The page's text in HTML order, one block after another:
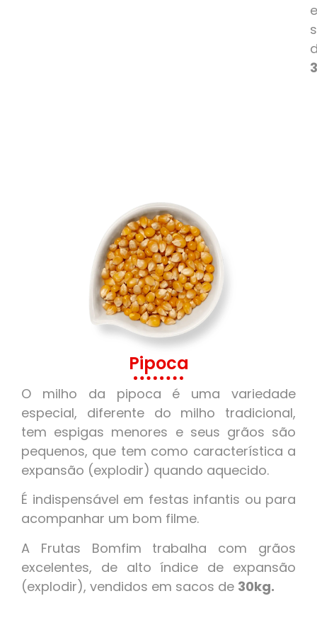
Pipoca
O milho da pipoca é uma variedade
especial, diferente do milho tradicional,
tem espigas menores e seus grãos são
pequenos, que tem como característica a
expansão (explodir) quando aquecido.
É indispensável em festas infantis ou para
acompanhar um bom filme.
A Frutas Bomfim trabalha com grãos
excelentes, de alto índice de expansão
(explodir), vendidos em sacos de 30kg.